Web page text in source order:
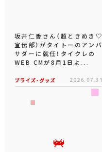
坂井仁香さん（超ときめき♡
宣伝部）がタイトーのアンバ
サダーに就任！タイクレの
WEB CMが8月1日よ...
プライズ・グッズ 2026.07.31